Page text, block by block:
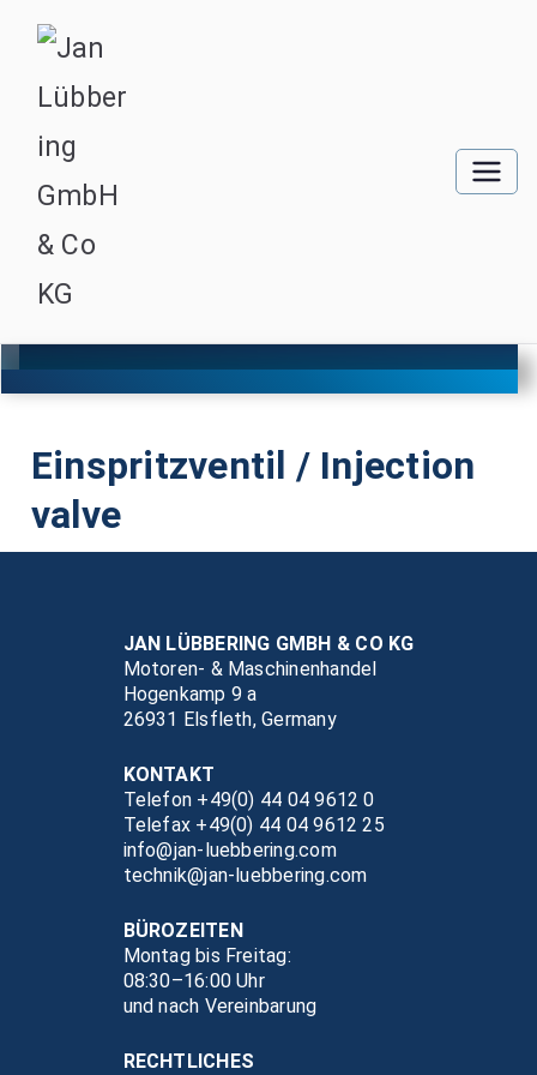
Einspritzventil / Injection
valve
JAN LÜBBERING GMBH & CO KG
Motoren- & Maschinenhandel
Hogenkamp 9 a
26931 Elsfleth, Germany
KONTAKT
Telefon +49(0) 44 04 9612 0
Telefax +49(0) 44 04 9612 25
info@jan-luebbering.com
technik@jan-luebbering.com
BÜROZEITEN
Montag bis Freitag:
08:30–16:00 Uhr
und nach Vereinbarung
RECHTLICHES